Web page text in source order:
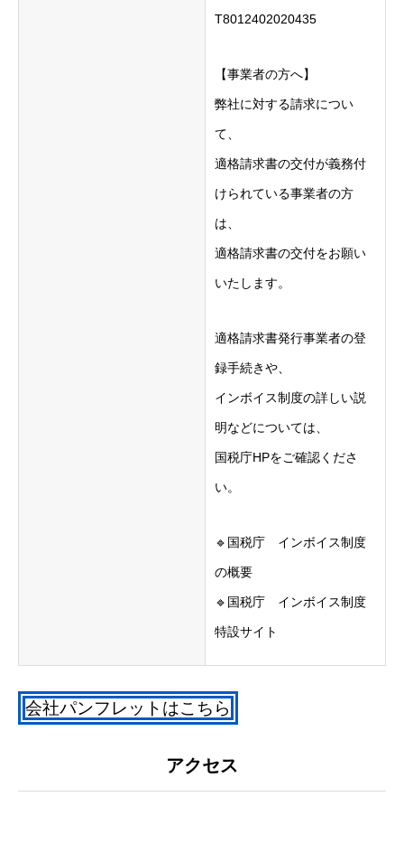
T8012402020435
【事業者の方へ】
弊社に対する請求につい
て、
適格請求書の交付が義務付
けられている事業者の方
は、
適格請求書の交付をお願い
いたします。
適格請求書発行事業者の登
録手続きや、
インボイス制度の詳しい説
明などについては、
国税庁HPをご確認くださ
い。
🔹国税庁 インボイス制度
の概要
🔹国税庁 インボイス制度
特設サイト
会社パンフレットはこちら
アクセス